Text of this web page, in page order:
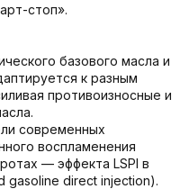
стоп».
базового масла и
к разным
противоизносные и
современных
воспламенения
— эффекта LSPI в
gasoline direct injection).